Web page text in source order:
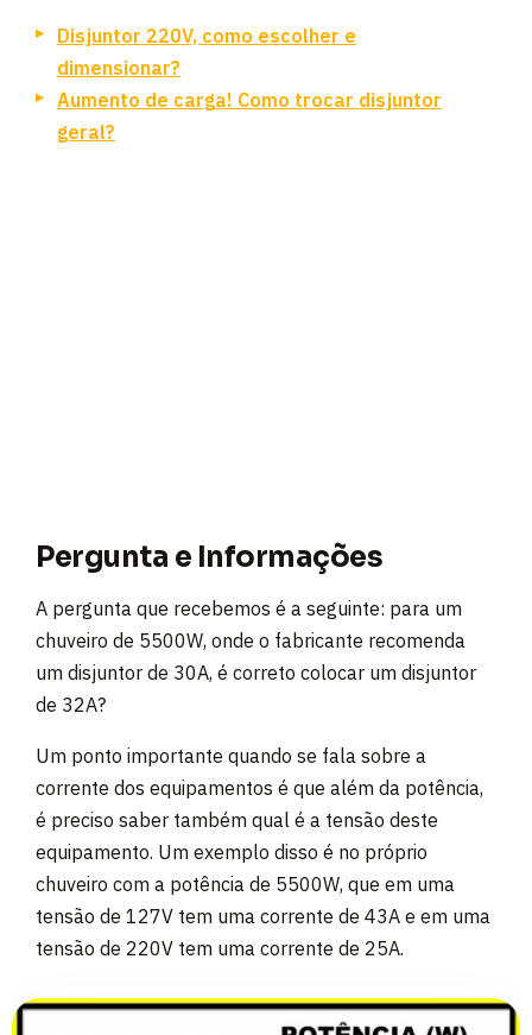
Disjuntor 220V, como escolher e
dimensionar?
Aumento de carga! Como trocar disjuntor
geral?
Pergunta e Informações
A pergunta que recebemos é a seguinte: para um
chuveiro de 5500W, onde o fabricante recomenda
um disjuntor de 30A, é correto colocar um disjuntor
de 32A?
Um ponto importante quando se fala sobre a
corrente dos equipamentos é que além da potência,
é preciso saber também qual é a tensão deste
equipamento. Um exemplo disso é no próprio
chuveiro com a potência de 5500W, que em uma
tensão de 127V tem uma corrente de 43A e em uma
tensão de 220V tem uma corrente de 25A.